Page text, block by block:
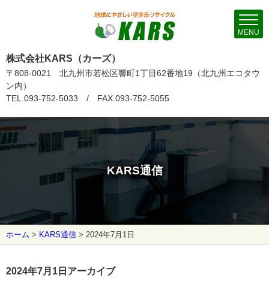
株式会社KARS（カーズ）
〒808-0021 北九州市若松区響町1丁目62番地19（北九州エコタウ
ン内）
TEL.093-752-5033 / FAX.093-752-5055
KARS通信
ホーム > KARS通信 > 2024年7月1日
2024年7月1日アーカイブ
MENU